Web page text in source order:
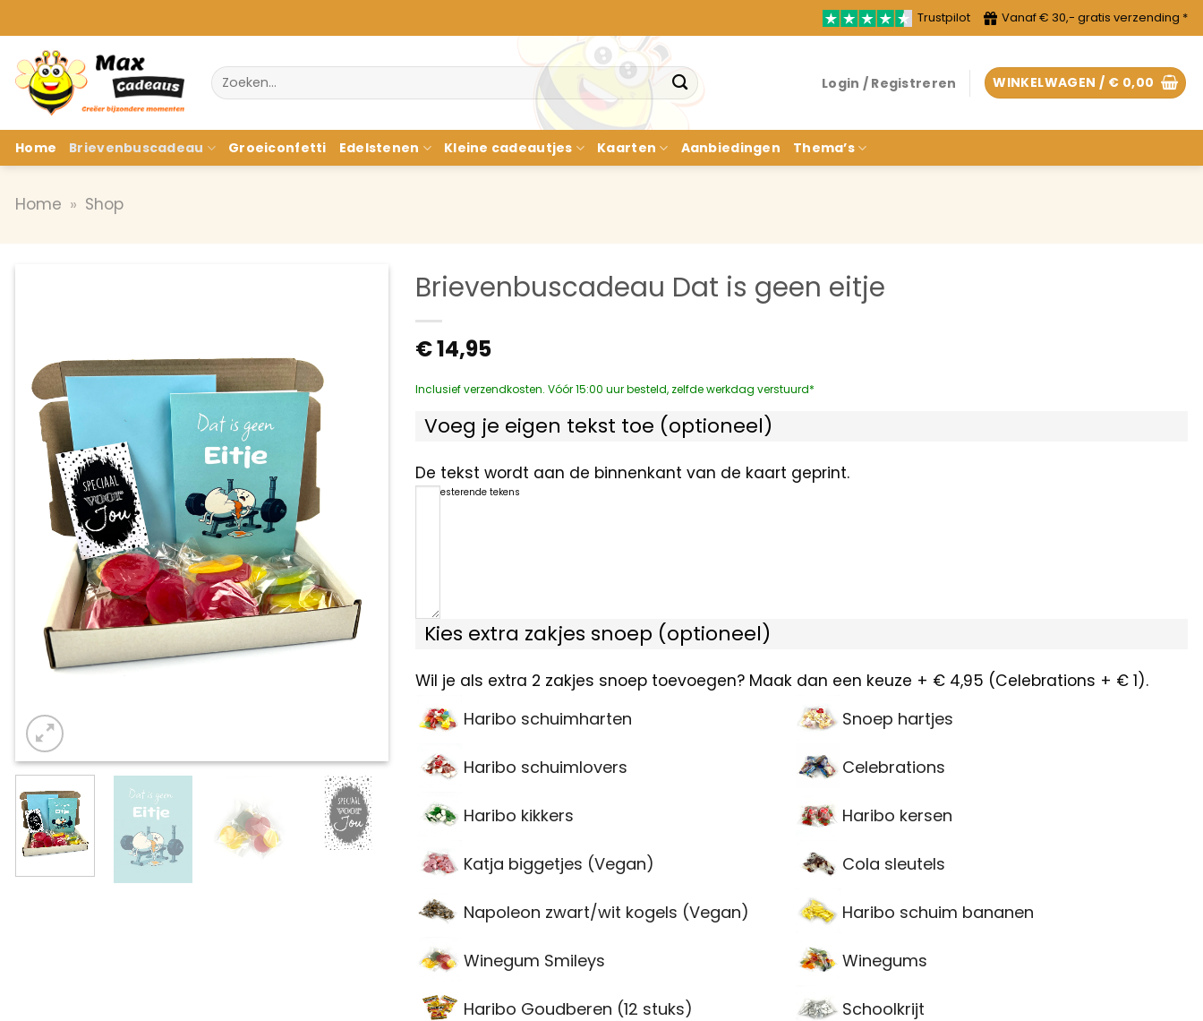
naar
inhoud
Trustpilot Vanaf € 30,- gratis verzending *
Zoeken
naar:
Login / Registreren WINKELWAGEN / € 0,00
Home Brievenbuscadeau Groeiconfetti Edelstenen Kleine cadeautjes Kaarten Aanbiedingen Thema’s
Home » Shop
Brievenbuscadeau Dat is geen eitje
€14,95
Inclusief verzendkosten. Vóór 15:00 uur besteld, zelfde werkdag verstuurd*
Voeg je eigen tekst toe (optioneel)
De tekst wordt aan de binnenkant van de kaart geprint.
resterende tekens
Kies extra zakjes snoep (optioneel)
Wil je als extra 2 zakjes snoep toevoegen? Maak dan een keuze + € 4,95 (Celebrations + € 1).
Haribo schuimharten Snoep hartjes
Haribo schuimlovers Celebrations
Haribo kikkers Haribo kersen
Katja biggetjes (Vegan) Cola sleutels
Napoleon zwart/wit kogels (Vegan) Haribo schuim bananen
Winegum Smileys Winegums
Haribo Goudberen (12 stuks) Schoolkrijt